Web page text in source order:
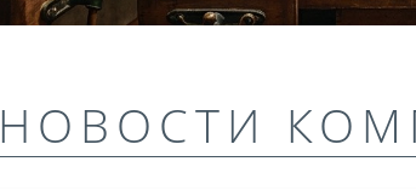
НОВОСТИ